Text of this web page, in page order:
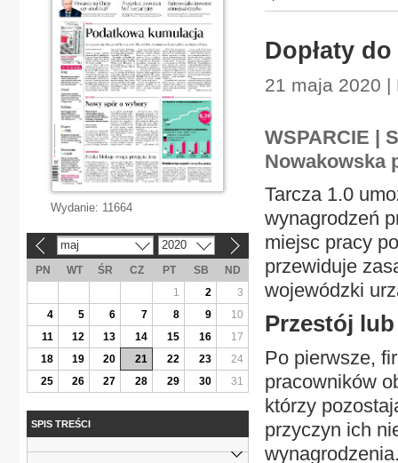
Dopłaty
21 maja 2020 |
WSPARCIE |
Nowakowska
Tarcza 1.0
wynagrodzeń
miejsc pracy
przewiduje
wojewódzki
Przestój
Po pierwsze,
pracowników
którzy
przyczyn ich
Wydanie: 11664
maj 2020
PN WT ŚR CZ PT SB
ND
1
2
3
4
5 6 7 8 9
10
11
12 13 14 15 16
17
18
19 20 21 22 23
24
25
26 27 28 29 30 31
SPIS TREŚCI